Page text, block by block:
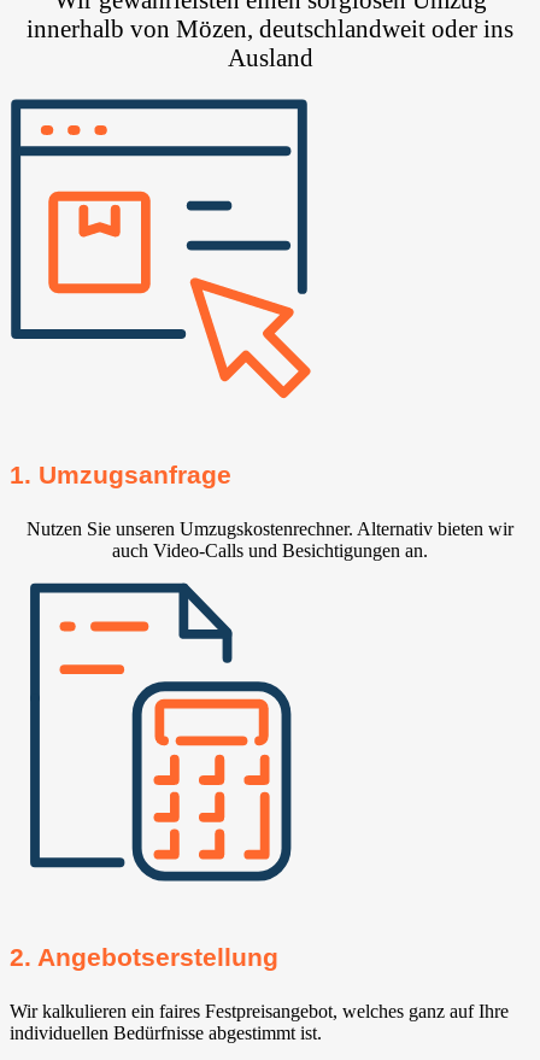
innerhalb von Mözen, deutschlandweit oder ins
Ausland
1. Umzugsanfrage
Nutzen Sie unseren Umzugskostenrechner. Alternativ bieten wir
auch Video-Calls und Besichtigungen an.
2. Angebotserstellung
Wir kalkulieren ein faires Festpreisangebot, welches ganz auf Ihre
individuellen Bedürfnisse abgestimmt ist.